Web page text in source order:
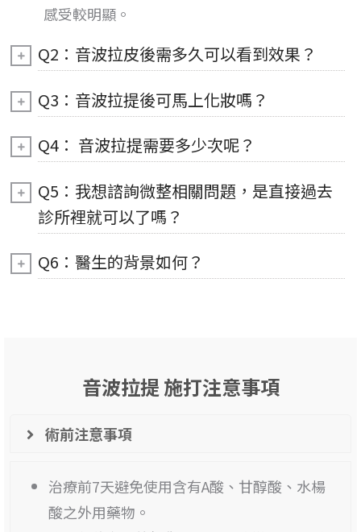
感受較明顯。
Q2：音波拉皮後需多久可以看到效果？
Q3：音波拉提後可馬上化妝嗎？
Q4： 音波拉提需要多少次呢？
Q5：我想諮詢微整相關問題，是直接過去
診所裡就可以了嗎？
Q6：醫生的背景如何？
音波拉提 施打注意事項
術前注意事項
治療前7天避免使用含有A酸、甘醇酸、水楊
酸之外用藥物。